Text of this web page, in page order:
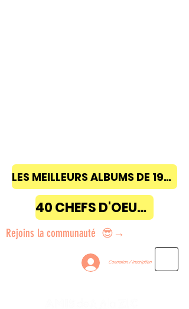
LES MEILLEURS ALBUMS DE 1968 à 2018
40 CHEFS D'OEUVRE
Rejoins la communauté 😎→
Connexion / Inscription